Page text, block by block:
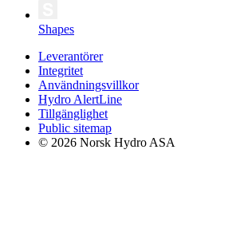
Shapes
Leverantörer
Integritet
Användningsvillkor
Hydro AlertLine
Tillgänglighet
Public sitemap
© 2026 Norsk Hydro ASA